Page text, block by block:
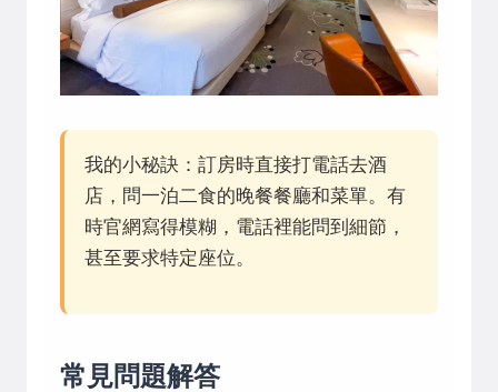
我的小秘訣：訂房時直接打電話去酒
店，問一泊二食的晚餐餐廳和菜單。有
時官網寫得模糊，電話裡能問到細節，
甚至要求特定座位。
常見問題解答